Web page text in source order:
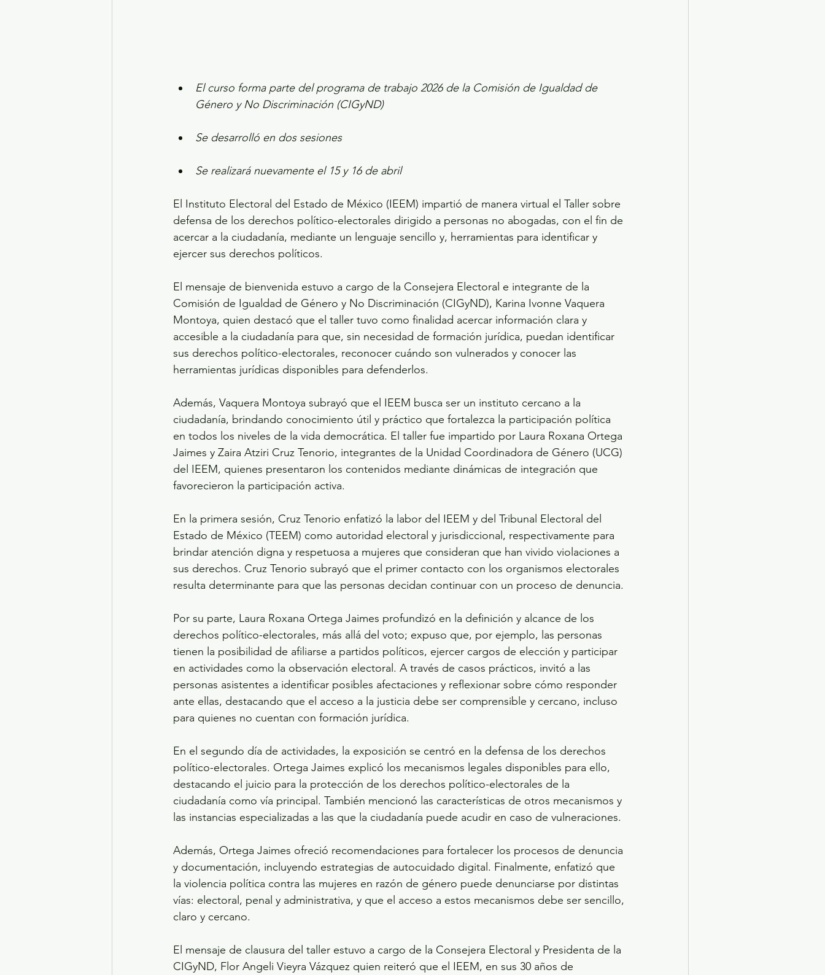
El curso forma parte del programa de trabajo 2026 de la Comisión de Igualdad de
Género y No Discriminación (CIGyND)
Se desarrolló en dos sesiones
Se realizará nuevamente el 15 y 16 de abril
El Instituto Electoral del Estado de México (IEEM) impartió de manera virtual el Taller sobre
defensa de los derechos político-electorales dirigido a personas no abogadas, con el fin de
acercar a la ciudadanía, mediante un lenguaje sencillo y, herramientas para identificar y
ejercer sus derechos políticos.
El mensaje de bienvenida estuvo a cargo de la Consejera Electoral e integrante de la
Comisión de Igualdad de Género y No Discriminación (CIGyND), Karina Ivonne Vaquera
Montoya, quien destacó que el taller tuvo como finalidad acercar información clara y
accesible a la ciudadanía para que, sin necesidad de formación jurídica, puedan identificar
sus derechos político-electorales, reconocer cuándo son vulnerados y conocer las
herramientas jurídicas disponibles para defenderlos.
Además, Vaquera Montoya subrayó que el IEEM busca ser un instituto cercano a la
ciudadanía, brindando conocimiento útil y práctico que fortalezca la participación política
en todos los niveles de la vida democrática. El taller fue impartido por Laura Roxana Ortega
Jaimes y Zaira Atziri Cruz Tenorio, integrantes de la Unidad Coordinadora de Género (UCG)
del IEEM, quienes presentaron los contenidos mediante dinámicas de integración que
favorecieron la participación activa.
En la primera sesión, Cruz Tenorio enfatizó la labor del IEEM y del Tribunal Electoral del
Estado de México (TEEM) como autoridad electoral y jurisdiccional, respectivamente para
brindar atención digna y respetuosa a mujeres que consideran que han vivido violaciones a
sus derechos. Cruz Tenorio subrayó que el primer contacto con los organismos electorales
resulta determinante para que las personas decidan continuar con un proceso de denuncia.
Por su parte, Laura Roxana Ortega Jaimes profundizó en la definición y alcance de los
derechos político-electorales, más allá del voto; expuso que, por ejemplo, las personas
tienen la posibilidad de afiliarse a partidos políticos, ejercer cargos de elección y participar
en actividades como la observación electoral. A través de casos prácticos, invitó a las
personas asistentes a identificar posibles afectaciones y reflexionar sobre cómo responder
ante ellas, destacando que el acceso a la justicia debe ser comprensible y cercano, incluso
para quienes no cuentan con formación jurídica.
En el segundo día de actividades, la exposición se centró en la defensa de los derechos
político-electorales. Ortega Jaimes explicó los mecanismos legales disponibles para ello,
destacando el juicio para la protección de los derechos político-electorales de la
ciudadanía como vía principal. También mencionó las características de otros mecanismos y
las instancias especializadas a las que la ciudadanía puede acudir en caso de vulneraciones.
Además, Ortega Jaimes ofreció recomendaciones para fortalecer los procesos de denuncia
y documentación, incluyendo estrategias de autocuidado digital. Finalmente, enfatizó que
la violencia política contra las mujeres en razón de género puede denunciarse por distintas
vías: electoral, penal y administrativa, y que el acceso a estos mecanismos debe ser sencillo,
claro y cercano.
El mensaje de clausura del taller estuvo a cargo de la Consejera Electoral y Presidenta de la
CIGyND, Flor Angeli Vieyra Vázquez quien reiteró que el IEEM, en sus 30 años de